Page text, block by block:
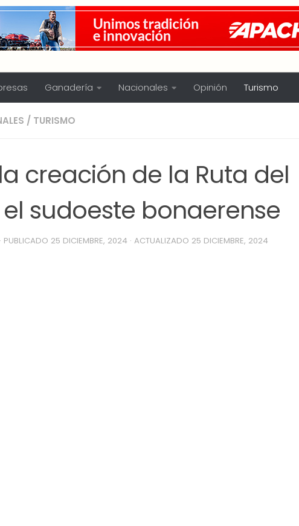
Ganadería Nacionales Opinión Turismo
/ TURISMO
creación de la Ruta del
sudoeste bonaerense
· PUBLICADO 25 DICIEMBRE, 2024 · ACTUALIZADO 25 DICIEMBRE, 2024